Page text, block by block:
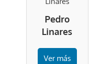
Pedro
Linares
Ver más